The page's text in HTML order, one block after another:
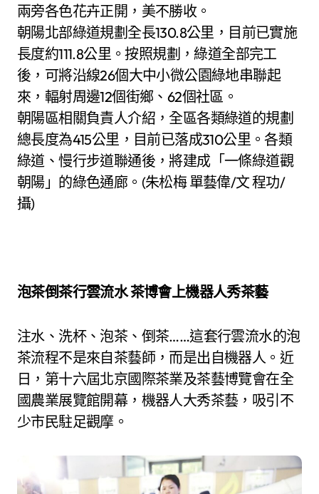
兩旁各色花卉正開，美不勝收。
朝陽北部綠道規劃全長130.8公里，目前已實施
長度約111.8公里。按照規劃，綠道全部完工
後，可將沿線26個大中小微公園綠地串聯起
來，輻射周邊12個街鄉、62個社區。
朝陽區相關負責人介紹，全區各類綠道的規劃
總長度為415公里，目前已落成310公里。各類
綠道、慢行步道聯通後，將建成「一條綠道觀
朝陽」的綠色通廊。(朱松梅 單藝偉/文 程功/
攝)
泡茶倒茶行雲流水 茶博會上機器人秀茶藝
注水、洗杯、泡茶、倒茶……這套行雲流水的泡
茶流程不是來自茶藝師，而是出自機器人。近
日，第十六屆北京國際茶業及茶藝博覽會在全
國農業展覽館開幕，機器人大秀茶藝，吸引不
少市民駐足觀摩。